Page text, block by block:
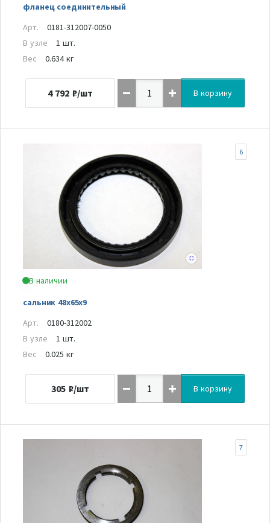
фланец соединительный
Арт.
0181-312007-0050
В узле
1 шт.
Вес
0.634 кг
4 792 ₽/шт В корзину
В наличии
сальник 48х65х9
6
Арт.
0180-312002
В узле
1 шт.
Вес
0.025 кг
305 ₽/шт В корзину
7